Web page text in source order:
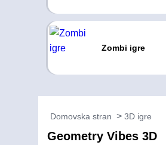
Zombi igre
Domovska stran 3D igre
Geometry Vibes 3D